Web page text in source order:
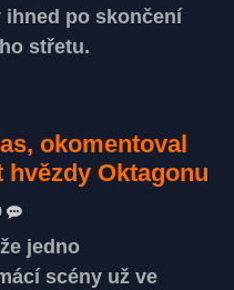
po skončení
střetu.
okomentoval
Oktagonu
jedno
scény už ve